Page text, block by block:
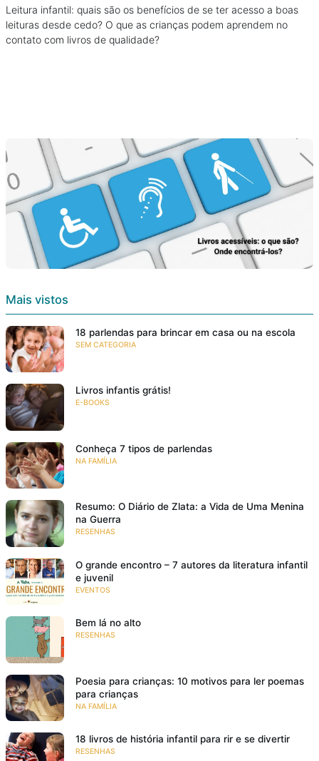
Leitura infantil: quais são os benefícios de se ter acesso a boas
leituras desde cedo? O que as crianças podem aprendem no
contato com livros de qualidade?
Mais vistos
18 parlendas para brincar em casa ou na escola
SEM CATEGORIA
Livros infantis grátis!
E-BOOKS
Conheça 7 tipos de parlendas
NA FAMÍLIA
Resumo: O Diário de Zlata: a Vida de Uma Menina
na Guerra
RESENHAS
O grande encontro – 7 autores da literatura infantil
e juvenil
EVENTOS
Bem lá no alto
RESENHAS
Poesia para crianças: 10 motivos para ler poemas
para crianças
NA FAMÍLIA
18 livros de história infantil para rir e se divertir
RESENHAS